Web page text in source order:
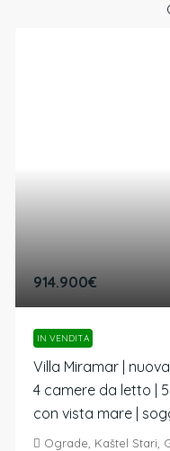
914.900€
IN VENDITA
Villa Miramar |
4 camere da letto |
con vista mare |
Ograde, Kaštel Stari,